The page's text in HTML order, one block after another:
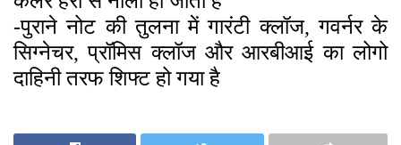
-पुराने नोट की तुलना में गारंटी क्लॉज, गवर्नर के
सिग्नेचर, प्रॉमिस क्लॉज और आरबीआई का लोगो
दाहिनी तरफ शिफ्ट हो गया है